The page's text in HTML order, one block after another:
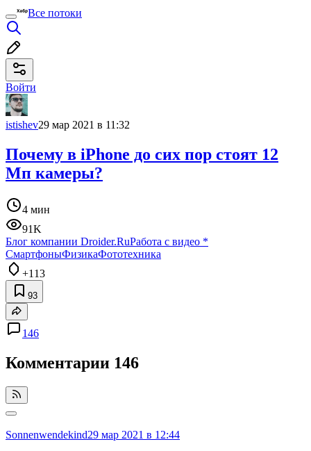
Все потоки
Войти
istishev29 мар 2021 в 11:32
Почему в iPhone до сих пор стоят 12
Мп камеры?
4 мин
91K
Блог компании Droider.RuРабота с видео *
СмартфоныФизикаФототехника
+113
93
146
Комментарии 146
Sonnenwendekind29 мар 2021 в 12:44